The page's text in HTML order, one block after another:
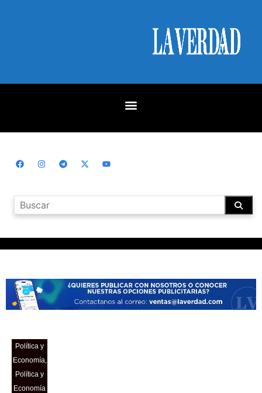
Política y
Economía,
Política y
Economía